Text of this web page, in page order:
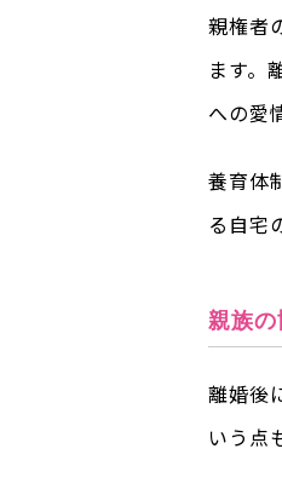
親権者
ます。
への愛
養育体
る自宅
親族
離婚後
いう点